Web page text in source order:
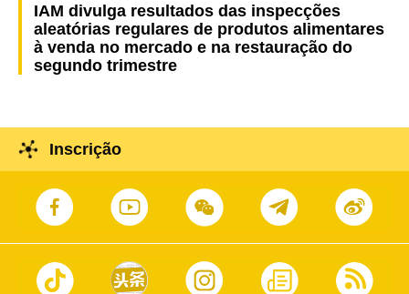
IAM divulga resultados das inspecções
aleatórias regulares de produtos alimentares
à venda no mercado e na restauração do
segundo trimestre
Inscrição